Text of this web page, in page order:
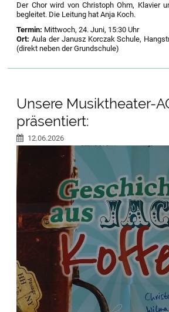
Der Chor wird von Christoph Ohm, Klavier
begleitet. Die Leitung hat Anja Koch.
Termin: Mittwoch, 24. Juni, 15:30 Uhr
Ort: Aula der Janusz Korczak Schule,
(direkt neben der Grundschule)
Unsere Musiktheater-
präsentiert:
12.06.2026